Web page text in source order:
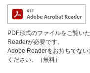
PDF形式のファイルをご覧い
Readerが必要です。
Adobe Readerをお持ちでな
ください。（無料）